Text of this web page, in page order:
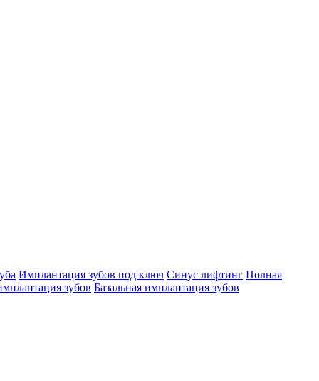
Имплантация зубов под ключ Синус лифтинг Полная
зубов Базальная имплантация зубов